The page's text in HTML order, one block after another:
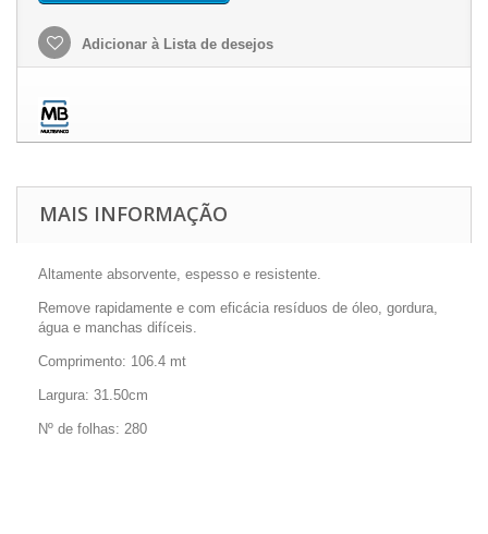
Adicionar à Lista de desejos
MAIS INFORMAÇÃO
Altamente absorvente, espesso e resistente.
Remove rapidamente e com eficácia resíduos de óleo, gordura,
água e manchas difíceis.
Comprimento: 106.4 mt
Largura: 31.50cm
Nº de folhas: 280